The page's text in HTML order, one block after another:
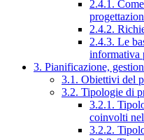
2.4.1.
2.4.2.
2.4.3. Le
informativa
3. Pianificazione,
3.1. Obiettivi del
3.2. Tipologie di
3.2.1.
coinvolti
3.2.2.